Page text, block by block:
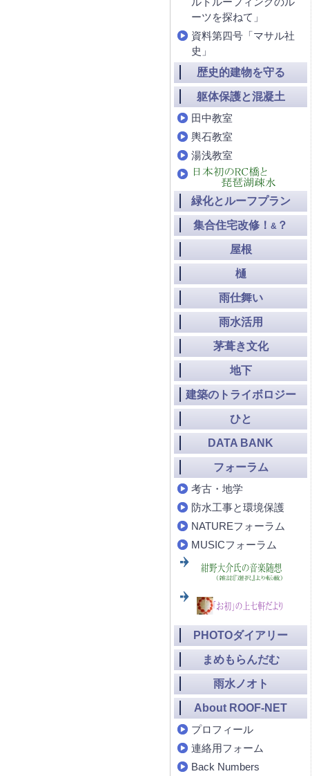
ーツを探ねて」
資料第四号「マサル社
史」
歴史的建物を守る
躯体保護と混凝土
田中教室
輿石教室
湯浅教室
緑化とルーフプラン
集合住宅改修！ & ？
屋根
樋
雨仕舞い
雨水活用
茅葺き文化
地下
建築のトライボロジー
ひと
DATA BANK
フォーラム
考古・地学
防水工事と環境保護
NATUREフォーラム
MUSICフォーラム
PHOTOダイアリー
まめもらんだむ
雨水ノオト
About ROOF-NET
プロフィール
連絡用フォーム
Back Numbers